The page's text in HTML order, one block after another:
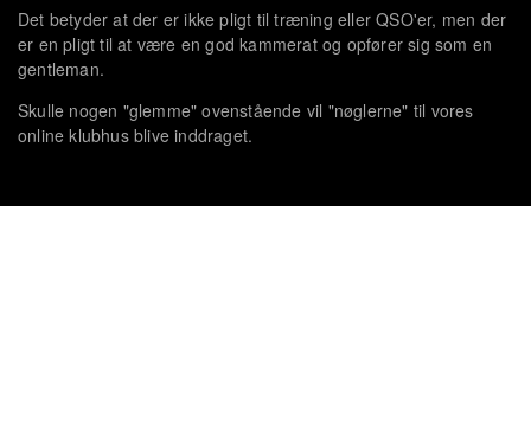
Det betyder at der er ikke pligt til træning eller QSO'er, men der
er en pligt til at være en god kammerat og opfører sig som en
gentleman.
Skulle nogen "glemme" ovenstående vil "nøglerne" til vores
online klubhus blive inddraget.